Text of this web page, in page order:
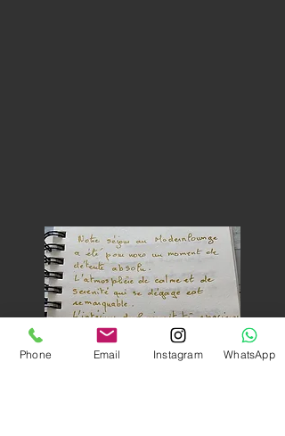
Phone Email Instagram WhatsApp